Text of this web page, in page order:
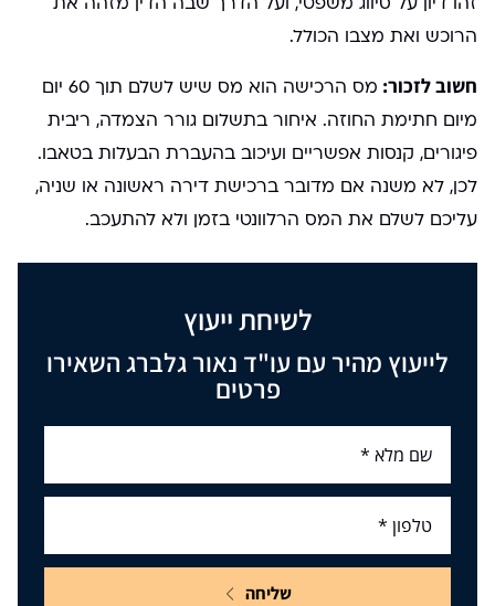
הרוכש ואת מצבו הכולל.
חשוב לזכור:
מס הרכישה הוא מס שיש לשלם תוך 60 יום
מיום חתימת החוזה. איחור בתשלום גורר הצמדה, ריבית
פיגורים, קנסות אפשריים ועיכוב בהעברת הבעלות בטאבו.
לכן, לא משנה אם מדובר ברכישת דירה ראשונה או שניה,
עליכם לשלם את המס הרלוונטי בזמן ולא להתעכב.
לשיחת ייעוץ
לייעוץ מהיר עם עו"ד נאור גלברג השאירו
פרטים
שליחה